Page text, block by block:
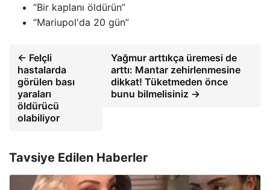
“Bir kaplanı öldürün”
“Mariupol'da 20 gün”
← Felçli
hastalarda
görülen bası
yaraları
öldürücü
olabiliyor
Yağmur arttıkça üremesi de
arttı: Mantar zehirlenmesine
dikkat! Tüketmeden önce
bunu bilmelisiniz →
Tavsiye Edilen Haberler